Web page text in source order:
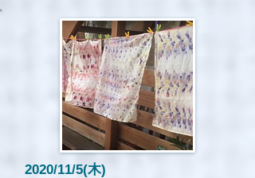
2020/11/5(木)